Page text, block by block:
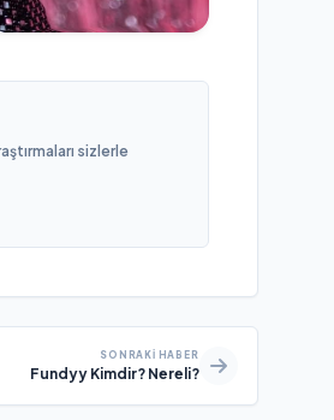
sizlerle
SONRAKI HABER
Fundyy Kimdir? Nereli?